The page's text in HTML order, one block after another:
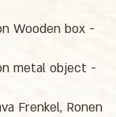
Wooden box -
metal object -
Frenkel, Ronen